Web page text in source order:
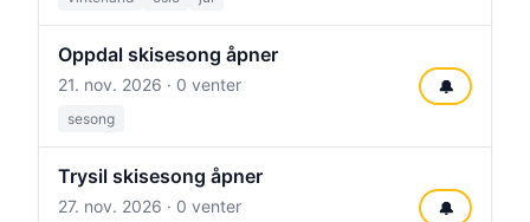
Oppdal skisesong åpner
21. nov. 2026 · 0 venter
sesong
🔔
Trysil skisesong åpner
27. nov. 2026 · 0 venter 🔔